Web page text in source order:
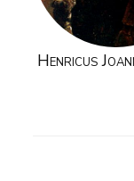
Henricus